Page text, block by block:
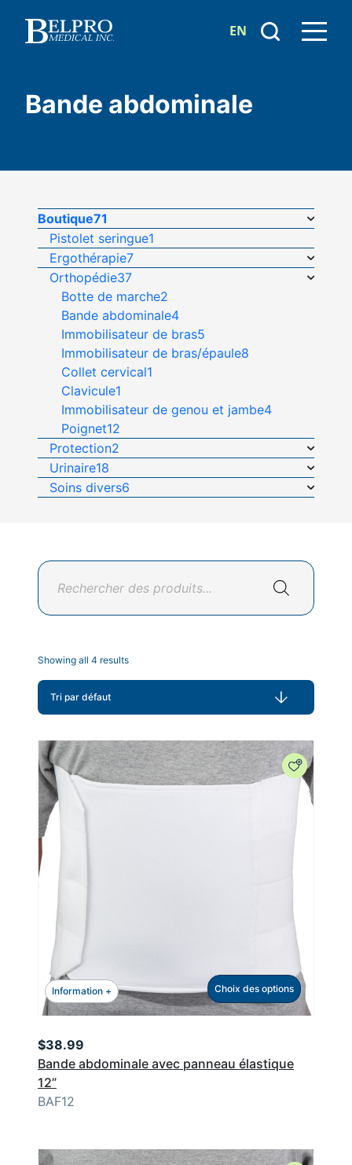
EN
Bande abdominale
Boutique71
Pistolet seringue1
Ergothérapie7
Orthopédie37
Botte de marche2
Bande abdominale4
Immobilisateur de bras5
Immobilisateur de bras/épaule8
Collet cervical1
Clavicule1
Immobilisateur de genou et jambe4
Poignet12
Protection2
Urinaire18
Soins divers6
Recherche
produits
Showing all 4 results
Information + Choix des options
Bande abdominale avec panneau élastique
12”
$38.99
BAF12